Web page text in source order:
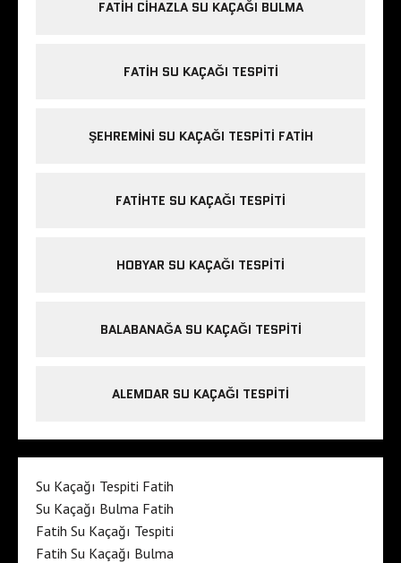
FATIH CIHAZLA SU KAÇAĞI BULMA
FATIH SU KAÇAĞI TESPITI
ŞEHREMINI SU KAÇAĞI TESPITI FATIH
FATIHTE SU KAÇAĞI TESPITI
HOBYAR SU KAÇAĞI TESPITI
BALABANAĞA SU KAÇAĞI TESPITI
ALEMDAR SU KAÇAĞI TESPITI
Su Kaçağı Tespiti Fatih
Su Kaçağı Bulma Fatih
Fatih Su Kaçağı Tespiti
Fatih Su Kaçağı Bulma